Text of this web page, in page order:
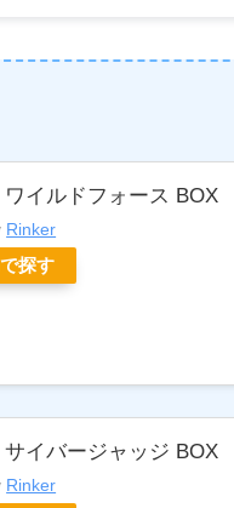
ワイルドフォース BOX
Rinker
探す
サイバージャッジ BOX
Rinker